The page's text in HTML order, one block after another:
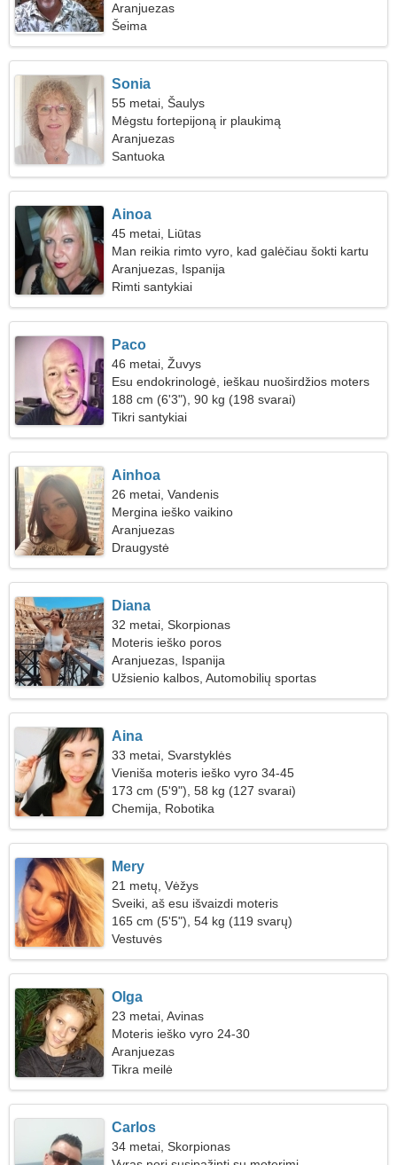
Aranjuezas
Šeima
Sonia
55 metai, Šaulys
Mėgstu fortepijoną ir plaukimą
Aranjuezas
Santuoka
Ainoa
45 metai, Liūtas
Man reikia rimto vyro, kad galėčiau šokti kartu
Aranjuezas, Ispanija
Rimti santykiai
Paco
46 metai, Žuvys
Esu endokrinologė, ieškau nuoširdžios moters
188 cm (6'3"), 90 kg (198 svarai)
Tikri santykiai
Ainhoa
26 metai, Vandenis
Mergina ieško vaikino
Aranjuezas
Draugystė
Diana
32 metai, Skorpionas
Moteris ieško poros
Aranjuezas, Ispanija
Užsienio kalbos, Automobilių sportas
Aina
33 metai, Svarstyklės
Vieniša moteris ieško vyro 34-45
173 cm (5'9"), 58 kg (127 svarai)
Chemija, Robotika
Mery
21 metų, Vėžys
Sveiki, aš esu išvaizdi moteris
165 cm (5'5"), 54 kg (119 svarų)
Vestuvės
Olga
23 metai, Avinas
Moteris ieško vyro 24-30
Aranjuezas
Tikra meilė
Carlos
34 metai, Skorpionas